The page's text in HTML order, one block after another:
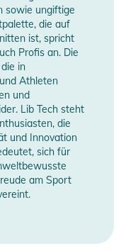
& LOW
und
und Warnungen
sowie ungiftige
die auf
ist, spricht
Profis an. Die
in
Athleten
und
Lib Tech steht
die
und Innovation
sich für
am Sport